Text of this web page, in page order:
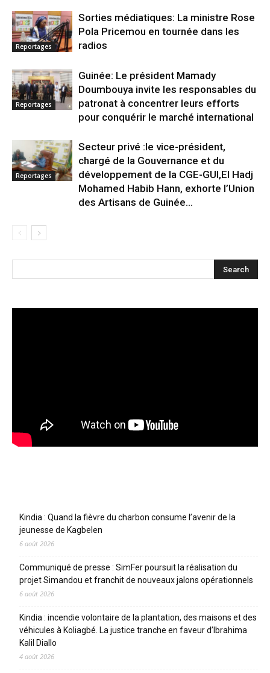
Reportages
Sorties médiatiques: La ministre Rose
Pola Pricemou en tournée dans les
radios
Reportages
Guinée: Le président Mamady
Doumbouya invite les responsables du
patronat à concentrer leurs efforts
pour conquérir le marché international
Reportages
Secteur privé :le vice-président,
chargé de la Gouvernance et du
développement de la CGE-GUI,El Hadj
Mohamed Habib Hann, exhorte l’Union
des Artisans de Guinée...
Kindia : Quand la fièvre du charbon consume l’avenir de la
jeunesse de Kagbelen
6 août 2026
Communiqué de presse : SimFer poursuit la réalisation du
projet Simandou et franchit de nouveaux jalons opérationnels
6 août 2026
Kindia : incendie volontaire de la plantation, des maisons et des
véhicules à Koliagbé. La justice tranche en faveur d’Ibrahima
Kalil Diallo
4 août 2026